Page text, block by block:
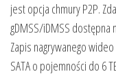
jest opcja chmury P2P.
gDMSS/iDMSS dostępna
Zapis nagrywanego
SATA o pojemności do 6